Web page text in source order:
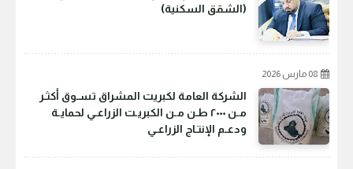
(الشقق السكنية)
08 مارس 2026
الشركة العامة لكبريت المشراق تسـوق أكثـر
مـن ٢٠٠٠ طـن مـن الكبريـت الزراعـي لحمايـة
ودعـم الإنتـاج الزراعـي